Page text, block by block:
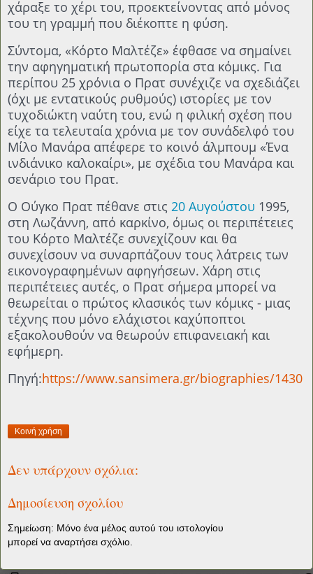
χάραξε το χέρι του, προεκτείνοντας από μόνος
του τη γραμμή που διέκοπτε η φύση.
Σύντομα, «Κόρτο Μαλτέζε» έφθασε να σημαίνει
την αφηγηματική πρωτοπορία στα κόμικς. Για
περίπου 25 χρόνια ο Πρατ συνέχιζε να σχεδιάζει
(όχι με εντατικούς ρυθμούς) ιστορίες με τον
τυχοδιώκτη ναύτη του, ενώ η φιλική σχέση που
είχε τα τελευταία χρόνια με τον συνάδελφό του
Μίλο Μανάρα απέφερε το κοινό άλμπουμ «Ένα
ινδιάνικο καλοκαίρι», με σχέδια του Μανάρα και
σενάριο του Πρατ.
Ο Ούγκο Πρατ πέθανε στις 20 Αυγούστου 1995,
στη Λωζάννη, από καρκίνο, όμως οι περιπέτειες
του Κόρτο Μαλτέζε συνεχίζουν και θα
συνεχίσουν να συναρπάζουν τους λάτρεις των
εικονογραφημένων αφηγήσεων. Χάρη στις
περιπέτειες αυτές, ο Πρατ σήμερα μπορεί να
θεωρείται ο πρώτος κλασικός των κόμικς - μιας
τέχνης που μόνο ελάχιστοι καχύποπτοι
εξακολουθούν να θεωρούν επιφανειακή και
εφήμερη.
Πηγή:https://www.sansimera.gr/biographies/1430
Κοινή χρήση
Δεν υπάρχουν σχόλια:
Δημοσίευση σχολίου
Σημείωση: Μόνο ένα μέλος αυτού του ιστολογίου
μπορεί να αναρτήσει σχόλιο.